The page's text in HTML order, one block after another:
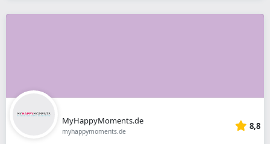
MyHappyMoments.de
myhappymoments.de 8,8